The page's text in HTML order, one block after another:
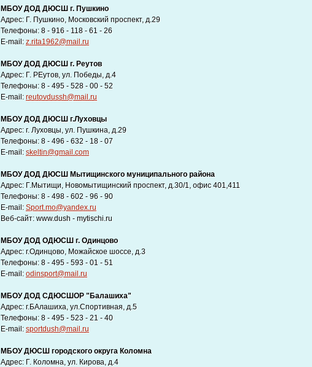
МБОУ ДОД ДЮСШ г. Пушкино
Адрес: Г. Пушкино, Московский проспект, д.29
Телефоны: 8 - 916 - 118 - 61 - 26
E-mail: z.rita1962@mail.ru
МБОУ ДОД ДЮСШ г. Реутов
Адрес: Г. РЕутов, ул. Победы, д.4
Телефоны: 8 - 495 - 528 - 00 - 52
E-mail: reutovdussh@mail.ru
МБОУ ДОД ДЮСШ г.Луховцы
Адрес: г. Луховцы, ул. Пушкина, д.29
Телефоны: 8 - 496 - 632 - 18 - 07
E-mail: skeltin@gmail.com
МБОУ ДОД ДЮСШ Мытищинского муниципального района
Адрес: Г.Мытищи, Новомытищинский проспект, д.30/1, офис 401,411
Телефоны: 8 - 498 - 602 - 96 - 90
E-mail: Sport.mo@yandex.ru
Веб-сайт: www.dush - mytischi.ru
МБОУ ДОД ОДЮСШ г. Одинцово
Адрес: г.Одинцово, Можайское шоссе, д.3
Телефоны: 8 - 495 - 593 - 01 - 51
E-mail: odinsport@mail.ru
МБОУ ДОД СДЮСШОР "Балашиха"
Адрес: г.БАлашиха, ул.Спортивная, д.5
Телефоны: 8 - 495 - 523 - 21 - 40
E-mail: sportdush@mail.ru
МБОУ ДЮСШ городского округа Коломна
Адрес: Г. Коломна, ул. Кирова, д.4